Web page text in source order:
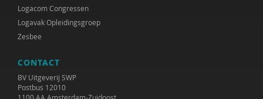
Bob Austmann
David ter Avest
Corrie Baas
Logacom Congressen
Logavak Opleidingsgroep
Zesbee
CONTACT
BV Uitgeverij SWP
Postbus 12010